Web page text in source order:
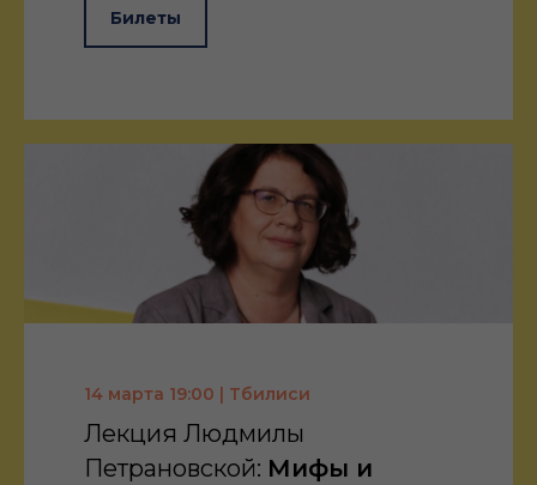
Билеты
14 марта 19:00 | Тбилиси
Лекция Людмилы
Петрановской: Мифы и